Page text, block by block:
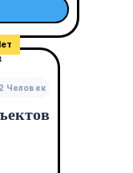
Человек